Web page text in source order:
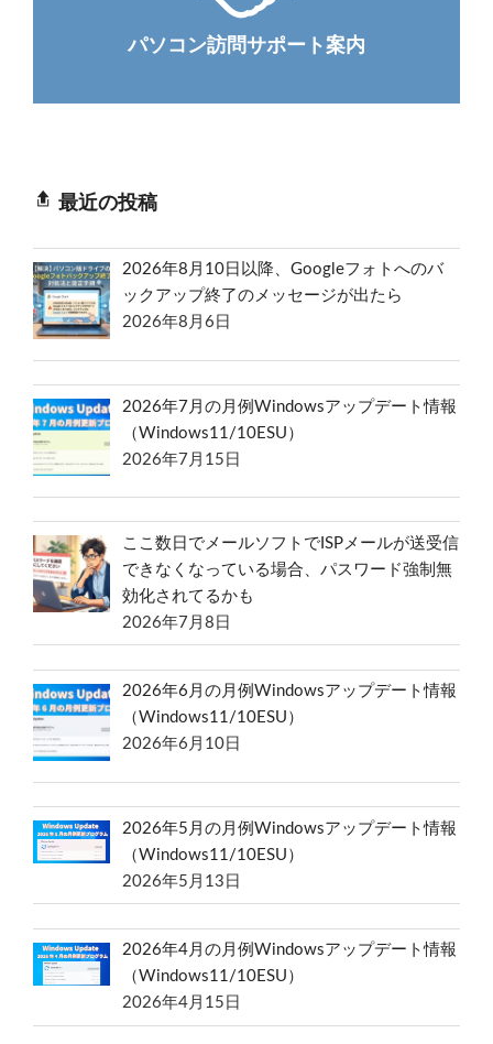
パソコン訪問サポート案内
最近の投稿
2026年8月10日以降、Googleフォトへのバ
ックアップ終了のメッセージが出たら
2026年8月6日
2026年7月の月例Windowsアップデート情報
（Windows11/10ESU）
2026年7月15日
ここ数日でメールソフトでISPメールが送受信
できなくなっている場合、パスワード強制無
効化されてるかも
2026年7月8日
2026年6月の月例Windowsアップデート情報
（Windows11/10ESU）
2026年6月10日
2026年5月の月例Windowsアップデート情報
（Windows11/10ESU）
2026年5月13日
2026年4月の月例Windowsアップデート情報
（Windows11/10ESU）
2026年4月15日